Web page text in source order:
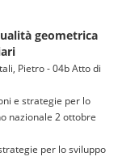
geometrica
Pietro - 04b Atto di
e strategie per lo
nazionale 2 ottobre
per lo sviluppo